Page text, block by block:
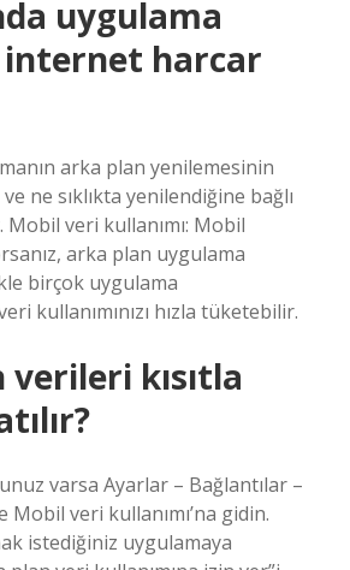
uygulama
harcar
arka plan yenilemesinin
ne sıklıkta yenilendiğine bağlı
veri kullanımı: Mobil
arka plan uygulama
birçok uygulama
kullanımınızı hızla tüketebilir.
kısıtla
varsa Ayarlar – Bağlantılar –
Mobil veri kullanımı’na gidin.
istediğiniz uygulamaya